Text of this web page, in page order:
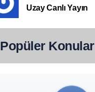
Uzay Canlı Yayın
Popüler Konular